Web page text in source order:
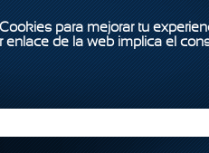
para mejorar tu
enlace de la web implica el